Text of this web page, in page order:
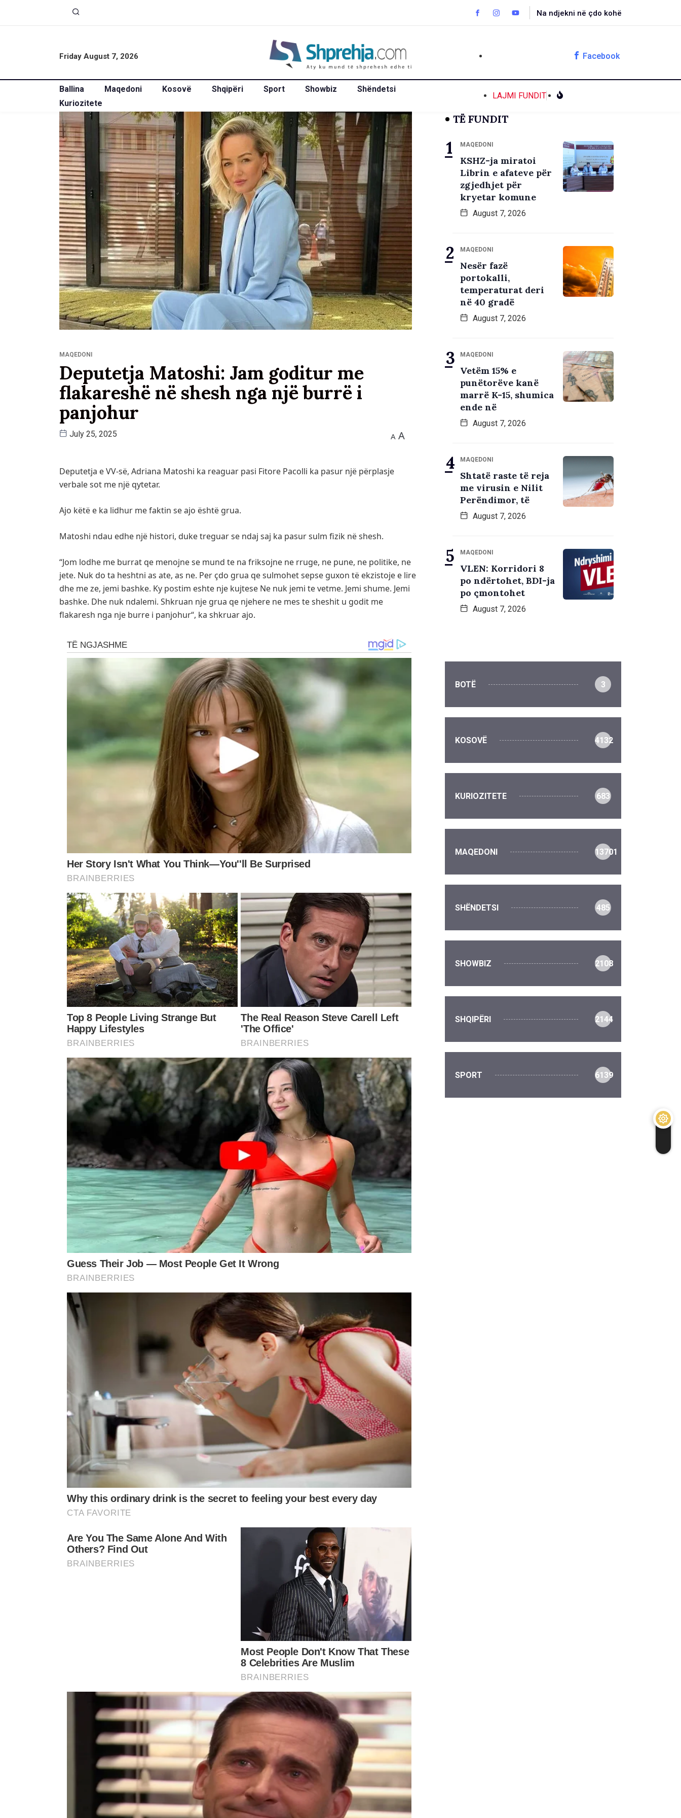
Na ndjekni në çdo kohë
Friday August 7, 2026 Facebook
Ballina Maqedoni Kosovë Shqipëri Sport Showbiz
Shëndetsi
Kuriozitete
LAJMI FUNDIT
MAQEDONI
Deputetja Matoshi: Jam goditur me
flakareshë në shesh nga një burrë i
panjohur
July 25, 2025 A A
Deputetja e VV-së, Adriana Matoshi ka reaguar pasi Fitore Pacolli ka pasur një përplasje
verbale sot me një qytetar.
Ajo këtë e ka lidhur me faktin se ajo është grua.
Matoshi ndau edhe një histori, duke treguar se ndaj saj ka pasur sulm fizik në shesh.
“Jom lodhe me burrat qe menojne se mund te na friksojne ne rruge, ne pune, ne politike, ne
jete. Nuk do ta heshtni as ate, as ne. Per çdo grua qe sulmohet sepse guxon të ekzistoje e lire
dhe me ze, jemi bashke. Ky postim eshte nje kujtese Ne nuk jemi te vetme. Jemi shume. Jemi
bashke. Dhe nuk ndalemi. Shkruan nje grua qe njehere ne mes te sheshit u godit me
flakaresh nga nje burre i panjohur“, ka shkruar ajo.
TË FUNDIT
MAQEDONI
KSHZ-ja miratoi
Librin e afateve për
zgjedhjet për
kryetar komune
August 7, 2026
MAQEDONI
Nesër fazë
portokalli,
temperaturat deri
në 40 gradë
August 7, 2026
MAQEDONI
Vetëm 15% e
punëtorëve kanë
marrë K-15, shumica
ende në
August 7, 2026
MAQEDONI
Shtatë raste të reja
me virusin e Nilit
Perëndimor, të
August 7, 2026
MAQEDONI
VLEN: Korridori 8
po ndërtohet, BDI-ja
po çmontohet
August 7, 2026
BOTË 3
KOSOVË 4132
KURIOZITETE 683
MAQEDONI 13701
SHËNDETSI 485
SHOWBIZ 2108
SHQIPËRI 2144
SPORT 6139